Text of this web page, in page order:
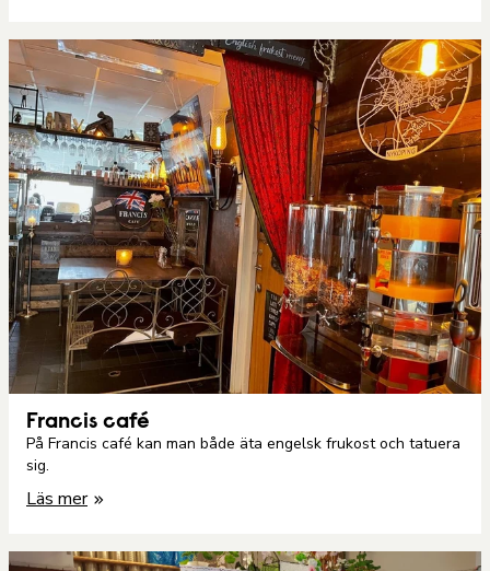
Francis café
På Francis café kan man både äta engelsk frukost och tatuera
sig.
Läs mer